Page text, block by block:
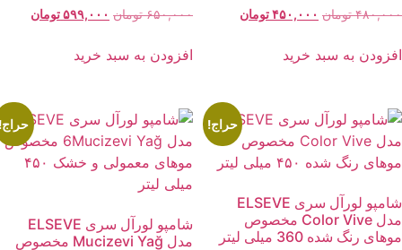
تومانقیمت
۴۵۰,۰۰۰تومانقیمت
به سبد خرید
۶۵۰,۰۰۰ تومانقیمت
۵۹۹,۰۰۰تومانقیمت
افزودن به سبد خرید
حراج!
شامپو لورآل سری ELSEVE
مدل Color Vive مخصوص
رنگ شده 360 میلی لیتر
حراج!
شامپو لورآل سری ELSEVE
مدل Mucizevi Yağ مخصوص